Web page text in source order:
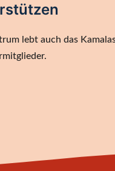
lebt auch das